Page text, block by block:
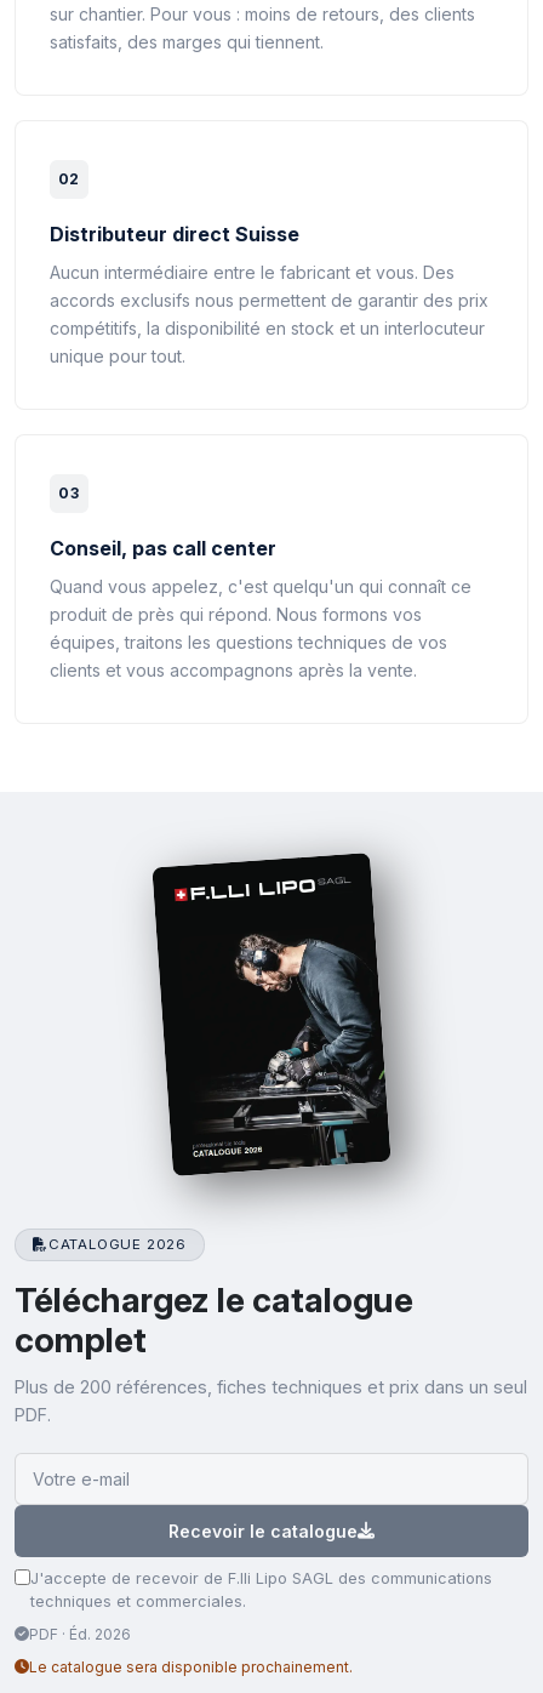
sur chantier. Pour vous : moins de retours, des clients
satisfaits, des marges qui tiennent.
02
Distributeur direct Suisse
Aucun intermédiaire entre le fabricant et vous. Des
accords exclusifs nous permettent de garantir des prix
compétitifs, la disponibilité en stock et un interlocuteur
unique pour tout.
03
Conseil, pas call center
Quand vous appelez, c'est quelqu'un qui connaît ce
produit de près qui répond. Nous formons vos
équipes, traitons les questions techniques de vos
clients et vous accompagnons après la vente.
CATALOGUE 2026
Téléchargez le catalogue
complet
Plus de 200 références, fiches techniques et prix dans un seul
PDF.
Recevoir le catalogue
J'accepte de recevoir de F.lli Lipo SAGL des communications
techniques et commerciales.
PDF · Éd. 2026
Le catalogue sera disponible prochainement.